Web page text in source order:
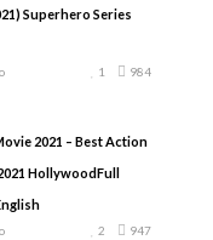
Superhero Series
984
1
2021 – Best Action
HollywoodFull
947
2